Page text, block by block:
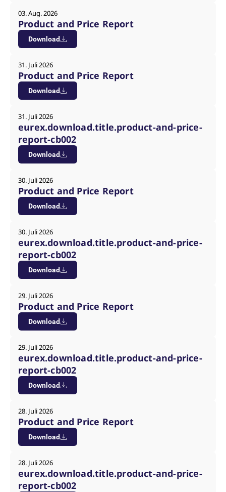
03. Aug. 2026
Product and Price Report
Download
31. Juli 2026
Product and Price Report
Download
31. Juli 2026
eurex.download.title.product-and-price-
report-cb002
Download
30. Juli 2026
Product and Price Report
Download
30. Juli 2026
eurex.download.title.product-and-price-
report-cb002
Download
29. Juli 2026
Product and Price Report
Download
29. Juli 2026
eurex.download.title.product-and-price-
report-cb002
Download
28. Juli 2026
Product and Price Report
Download
28. Juli 2026
eurex.download.title.product-and-price-
report-cb002